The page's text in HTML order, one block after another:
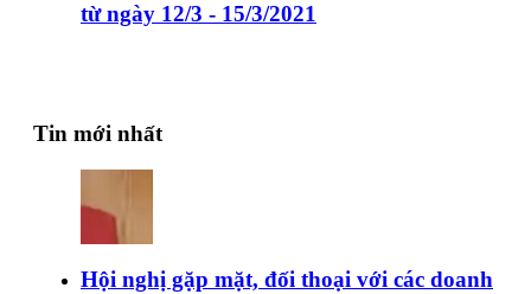
từ ngày 12/3 - 15/3/2021
Tin mới nhất
Hội nghị gặp mặt, đối thoại với các doanh